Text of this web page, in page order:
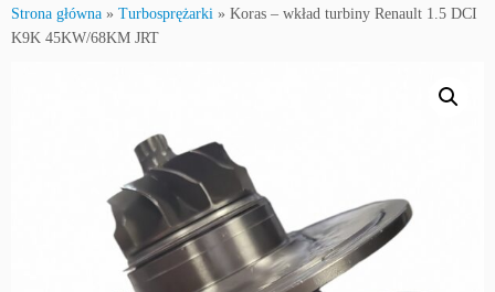
do
treści
Strona główna » Turbosprężarki » Koras – wkład turbiny Renault 1.5 DCI
K9K 45KW/68KM JRT